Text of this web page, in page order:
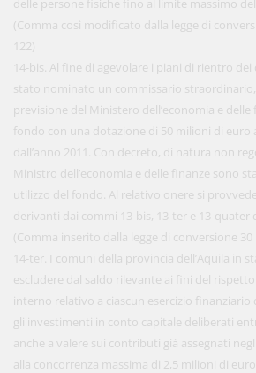
delle persone fisiche fino al limite massimo
(Comma così modificato dalla legge di
122)
14-bis. Al fine di agevolare i piani di rientro
stato nominato un commissario
previsione del Ministero dell’economia e
fondo con una dotazione di 50 milioni di euro
dall’anno 2011. Con decreto, di natura non
Ministro dell’economia e delle finanze sono
utilizzo del fondo. Al relativo onere si
derivanti dai commi 13-bis, 13-ter e 13-quater
(Comma inserito dalla legge di conversione 30
14-ter. I comuni della provincia dell’Aquila in
escludere dal saldo rilevante ai fini del
interno relativo a ciascun esercizio finanziario
gli investimenti in conto capitale deliberati
anche a valere sui contributi già assegnati
alla concorrenza massima di 2,5 milioni di